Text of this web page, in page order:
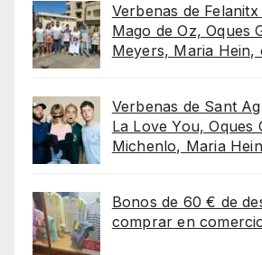
Verbenas de
Mago de Oz, Oques
Meyers, Maria Hein,
Verbenas de Sant
La Love You, Oques
Michenlo, Maria
Bonos de 60 € de
comprar en